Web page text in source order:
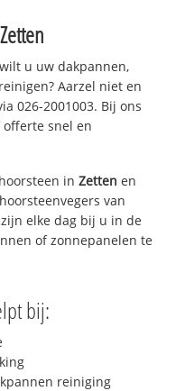
Zetten
u uw dakpannen,
Aarzel niet en
026-2001003. Bij ons
offerte snel en
inZetten en
van
zijn elke dag bij u in de
of zonnepanelen te
bij:
reiniging